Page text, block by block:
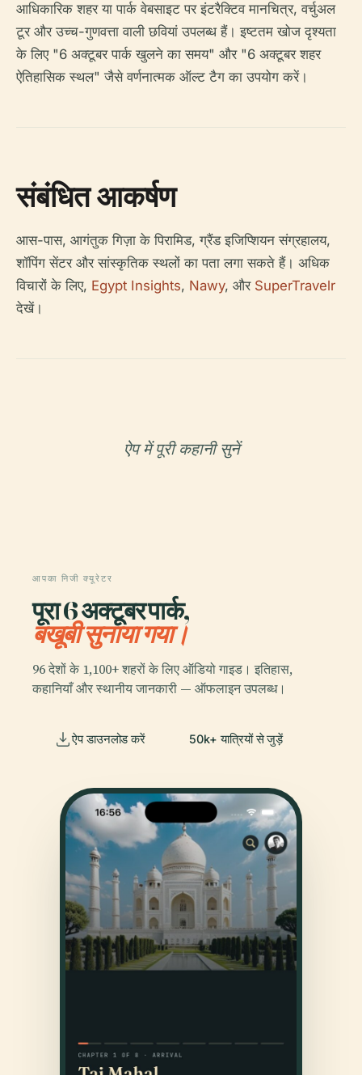
आधिकारिक शहर या पार्क वेबसाइट पर इंटरैक्टिव मानचित्र, वर्चुअल
टूर और उच्च-गुणवत्ता वाली छवियां उपलब्ध हैं। इष्टतम खोज दृश्यता
के लिए "6 अक्टूबर पार्क खुलने का समय" और "6 अक्टूबर शहर
ऐतिहासिक स्थल" जैसे वर्णनात्मक ऑल्ट टैग का उपयोग करें।
संबंधित आकर्षण
आस-पास, आगंतुक गिज़ा के पिरामिड, ग्रैंड इजिप्शियन संग्रहालय,
शॉपिंग सेंटर और सांस्कृतिक स्थलों का पता लगा सकते हैं। अधिक
विचारों के लिए, Egypt Insights, Nawy, और SuperTravelr
देखें।
ऐप में पूरी कहानी सुनें
आपका निजी क्यूरेटर
पूरा 6 अक्टूबर पार्क,
बखूबी सुनाया गया।
96 देशों के 1,100+ शहरों के लिए ऑडियो गाइड। इतिहास,
कहानियाँ और स्थानीय जानकारी — ऑफलाइन उपलब्ध।
ऐप डाउनलोड करें 50k+ यात्रियों से जुड़ें